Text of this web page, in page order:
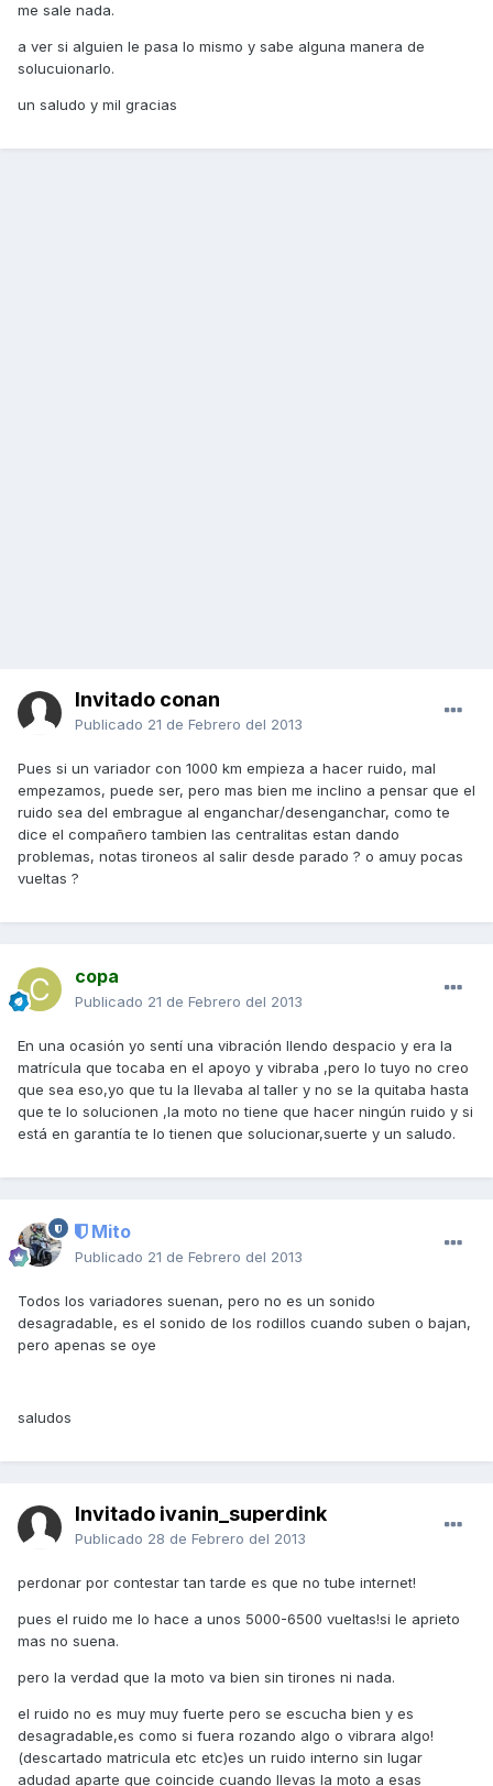
me sale nada.
a ver si alguien le pasa lo mismo y sabe alguna manera de
solucuionarlo.
un saludo y mil gracias
Invitado conan
Publicado 21 de Febrero del 2013
Pues si un variador con 1000 km empieza a hacer ruido, mal
empezamos, puede ser, pero mas bien me inclino a pensar que el
ruido sea del embrague al enganchar/desenganchar, como te
dice el compañero tambien las centralitas estan dando
problemas, notas tironeos al salir desde parado ? o amuy pocas
vueltas ?
copa
Publicado 21 de Febrero del 2013
En una ocasión yo sentí una vibración llendo despacio y era la
matrícula que tocaba en el apoyo y vibraba ,pero lo tuyo no creo
que sea eso,yo que tu la llevaba al taller y no se la quitaba hasta
que te lo solucionen ,la moto no tiene que hacer ningún ruido y si
está en garantía te lo tienen que solucionar,suerte y un saludo.
Mito
Publicado 21 de Febrero del 2013
Todos los variadores suenan, pero no es un sonido
desagradable, es el sonido de los rodillos cuando suben o bajan,
pero apenas se oye
saludos
Invitado ivanin_superdink
Publicado 28 de Febrero del 2013
perdonar por contestar tan tarde es que no tube internet!
pues el ruido me lo hace a unos 5000-6500 vueltas!si le aprieto
mas no suena.
pero la verdad que la moto va bien sin tirones ni nada.
el ruido no es muy muy fuerte pero se escucha bien y es
desagradable,es como si fuera rozando algo o vibrara algo!
(descartado matricula etc etc)es un ruido interno sin lugar
adudad aparte que coincide cuando llevas la moto a esas